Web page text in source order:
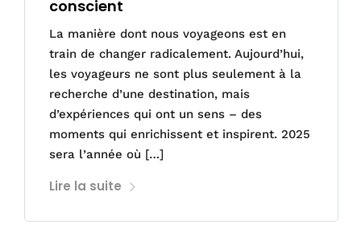
conscient
La manière dont nous voyageons est en
train de changer radicalement. Aujourd’hui,
les voyageurs ne sont plus seulement à la
recherche d’une destination, mais
d’expériences qui ont un sens – des
moments qui enrichissent et inspirent. 2025
sera l’année où […]
Lire la suite